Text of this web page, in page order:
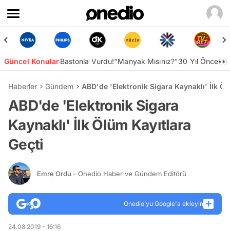
Güncel KonularBastonla Vurdu!"Manyak Mısınız?"30 Yıl Önce👀
Haberler Gündem ABD'de 'Elektronik Sigara Kaynaklı' İlk
ABD'de 'Elektronik Sigara
Kaynaklı' İlk Ölüm Kayıtlara
Geçti
Emre Ordu - Onedio Haber ve Gündem Editörü
Onedio’yu Google'a ekleyin
24.08.2019 - 16:16